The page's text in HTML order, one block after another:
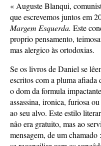
« Auguste Blanqui,
que escrevemos juntos em
Margem Esquerda. Este
proprio pensamento,
mas alergico às ortodoxias.
Se os livros de Daniel se
escritos com a pluma afiada
o dom da formula
assassina, ironica, furiosa
ao seu alvo. Este estilo
nâo era gratuito, mas ao
mensagem, de um chamado